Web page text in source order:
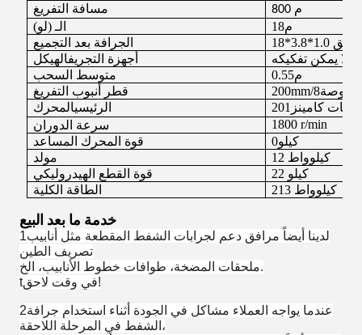
مسافة التفريغ
800 م
الـ (لو)
18م
الجرافة بعد التجميع
18*3.8*1.0
أجهزة التجريفالهيكل
ولا يمكن تفكيكه
متوسط السحب
0.55م
قطر أنبوب التفريغ
200mm/8بوصة
الرئيسيالمحرك 201 كامينز
سرعة الدوران
1800 r/min
قوة المحرك المساعد
0كيلو
مولد
12 كيلوواط
قوة القطع الهيدروليكي
22 كيلو
الطاقة الكلية
213 كيلوواط
خدمة ما بعد البيع
1لدينا أيضاً مرافق دعم لجرابات الشفط المقطعة مثل أنابيب
تصريف الطين
ملحقات المضخة، طوافات خطوط الأنابيب، الخ.
t
في وقت لاحق!
2عندما يواجه العملاء مشاكل في الجودة أثناء استخدام جرافة
الشفط في المرحلة اللاحقة،